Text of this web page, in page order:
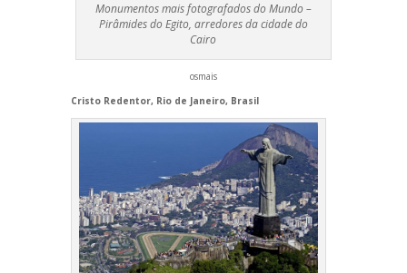
Monumentos mais fotografados do Mundo –
Pirâmides do Egito, arredores da cidade do
Cairo
osmais
Cristo Redentor, Rio de Janeiro, Brasil